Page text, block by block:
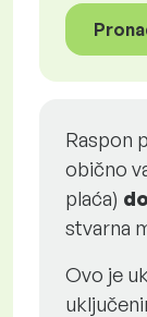
Raspon
obično
plaća)
stvarna
Ovo je